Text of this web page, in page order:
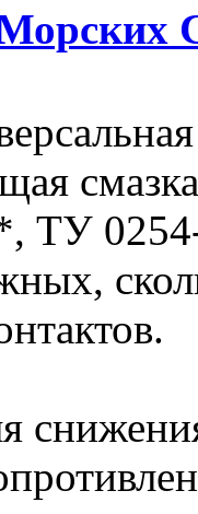
смазка
0254-